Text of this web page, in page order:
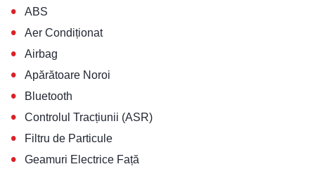
• ABS
• Aer Condiționat
• Airbag
• Apărătoare Noroi
• Bluetooth
• Controlul Tracțiunii (ASR)
• Filtru de Particule
• Geamuri Electrice Față